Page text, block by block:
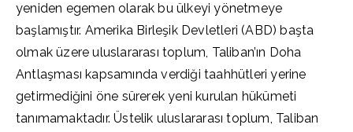
yeniden egemen olarak bu ülkeyi yönetmeye
başlamıştır. Amerika Birleşik Devletleri (ABD) başta
olmak üzere uluslararası toplum, Taliban’ın Doha
Antlaşması kapsamında verdiği taahhütleri yerine
getirmediğini öne sürerek yeni kurulan hükümeti
tanımamaktadır. Üstelik uluslararası toplum, Taliban